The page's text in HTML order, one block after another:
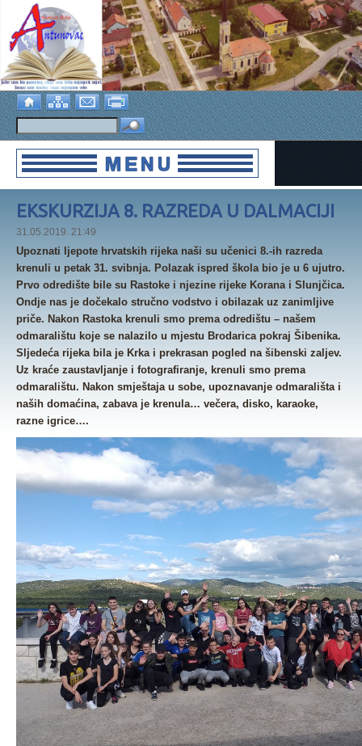
EKSKURZIJA 8. RAZREDA U DALMACIJI
31.05.2019. 21:49
Upoznati ljepote hrvatskih rijeka naši su učenici 8.-ih razreda
krenuli u petak 31. svibnja. Polazak ispred škola bio je u 6 ujutro.
Prvo odredište bile su Rastoke i njezine rijeke Korana i Slunjčica.
Ondje nas je dočekalo stručno vodstvo i obilazak uz zanimljive
priče. Nakon Rastoka krenuli smo prema odredištu – našem
odmaralištu koje se nalazilo u mjestu Brodarica pokraj Šibenika.
Sljedeća rijeka bila je Krka i prekrasan pogled na šibenski zaljev.
Uz kraće zaustavljanje i fotografiranje, krenuli smo prema
odmaralištu. Nakon smještaja u sobe, upoznavanje odmarališta i
naših domaćina, zabava je krenula… večera, disko, karaoke,
razne igrice….